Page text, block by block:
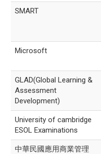
SMART
Microsoft
GLAD(Global Learning &
Assessment
Development)
University of cambridge
ESOL Examinations
中華民國應用商業管理